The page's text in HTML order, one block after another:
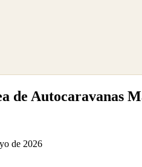
de Autocaravanas
de 2026